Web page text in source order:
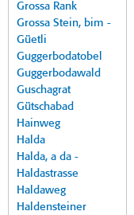
Grossa Rank
Grossa Stein, bim -
Güetli
Guggerbodatobel
Guggerbodawald
Guschagrat
Gütschabad
Hainweg
Halda
Halda, a da -
Haldastrasse
Haldaweg
Haldensteiner